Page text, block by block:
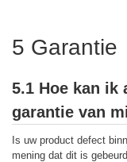
5 Garantie
5.1 Hoe kan ik
garantie van
Is uw product defect
mening dat dit is